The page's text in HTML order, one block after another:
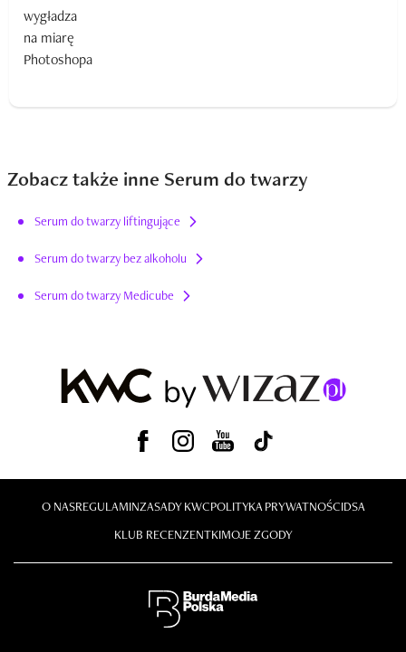
Zobacz także inne Serum do twarzy
Serum do twarzy liftingujące
Serum do twarzy bez alkoholu
Serum do twarzy Medicube
O NASREGULAMINZASADY KWCPOLITYKA PRYWATNOŚCIDSA
KLUB RECENZENTKIMOJE ZGODY